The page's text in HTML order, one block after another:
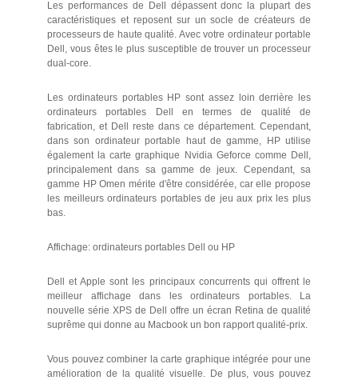
Les performances de Dell dépassent donc la plupart des
caractéristiques et reposent sur un socle de créateurs de
processeurs de haute qualité. Avec votre ordinateur portable
Dell, vous êtes le plus susceptible de trouver un processeur
dual-core.
Les ordinateurs portables HP sont assez loin derrière les
ordinateurs portables Dell en termes de qualité de
fabrication, et Dell reste dans ce département. Cependant,
dans son ordinateur portable haut de gamme, HP utilise
également la carte graphique Nvidia Geforce comme Dell,
principalement dans sa gamme de jeux. Cependant, sa
gamme HP Omen mérite d'être considérée, car elle propose
les meilleurs ordinateurs portables de jeu aux prix les plus
bas.
Affichage: ordinateurs portables Dell ou HP
Dell et Apple sont les principaux concurrents qui offrent le
meilleur affichage dans les ordinateurs portables. La
nouvelle série XPS de Dell offre un écran Retina de qualité
suprême qui donne au Macbook un bon rapport qualité-prix.
Vous pouvez combiner la carte graphique intégrée pour une
amélioration de la qualité visuelle. De plus, vous pouvez